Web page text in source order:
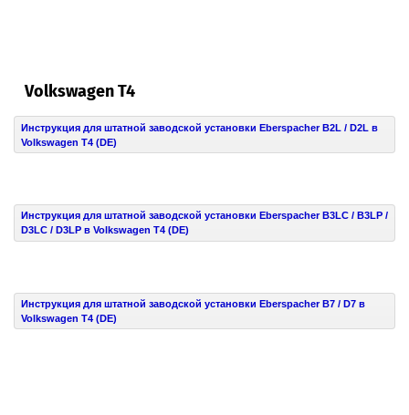
Volkswagen T4
Инструкция для штатной заводской установки Eberspacher B2L / D2L в
Volkswagen T4 (DE)
Инструкция для штатной заводской установки Eberspacher B3LC / B3LP /
D3LC / D3LP в Volkswagen T4 (DE)
Инструкция для штатной заводской установки Eberspacher B7 / D7 в
Volkswagen T4 (DE)